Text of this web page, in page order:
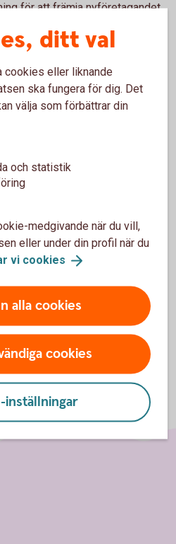
för att främja nyföretagandet
Eken om deras verksamhet
i rollen som förtroendevald.
hur Stiftelsen Eken är
framtidsplaner mm ser ut.
dessa frågor.
ditt val
cookies eller liknande
ska fungera för dig. Det
välja som förbättrar din
och statistik
medgivande när du vill,
eller under din profil när du
vi cookies
alla cookies
cookies
inställningar